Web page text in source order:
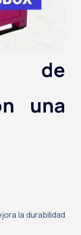
de
una
la durabilidad